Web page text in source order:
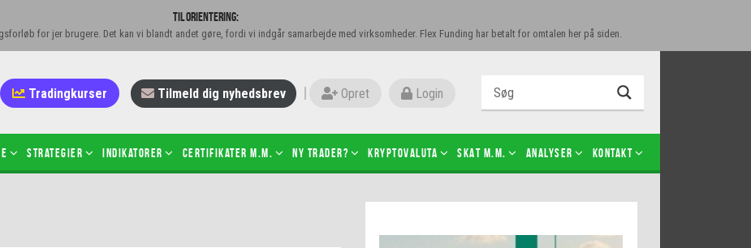
Til orientering:
for jer brugere. Det kan vi blandt andet gøre, fordi vi indgår samarbejde med virksomheder. Flex Funding har betalt for omtalen her på siden.
Tradingkurser Tilmeld dig nyhedsbrev Opret Login
Strategier Indikatorer Certifikater m.m. Ny trader?
Det betyder de nye ESMA-regler
Futures-kontrakter
Kryptovaluta SKAT m.m. Analyser Kontakt